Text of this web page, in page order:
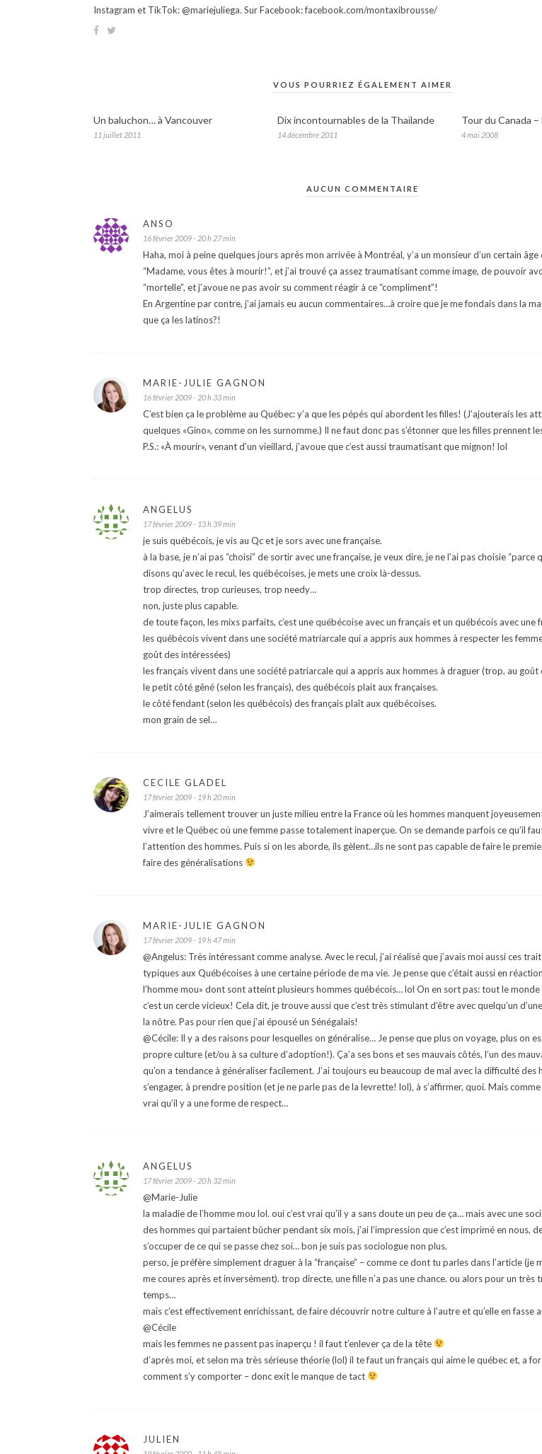
Instagram et TikTok: @mariejuliega. Sur Facebook: facebook.com/montaxibrousse/
VOUS POURRIEZ ÉGALEMENT AIMER
Un baluchon… à Vancouver
11 juillet 2011
Dix incontournables de la Thaïlande
14 décembre 2011
Tour du Canada –
4 mai 2008
AUCUN COMMENTAIRE
ANSO
16 février 2009 - 20 h 27 min
Haha, moi à peine quelques jours après mon arrivée à Montréal, y’a un monsieur d’un certain âge
“Madame, vous êtes à mourir!”, et j’ai trouvé ça assez traumatisant comme image, de pouvoir
“mortelle”, et j’avoue ne pas avoir su comment réagir à ce “compliment”!
En Argentine par contre, j’ai jamais eu aucun commentaires…à croire que je me fondais dans la
que ça les latinos?!
MARIE-JULIE GAGNON
16 février 2009 - 20 h 33 min
C’est bien ça le problème au Québec: y’a que les pépés qui abordent les filles! (J’ajouterais les
quelques «Gino», comme on les surnomme.) Il ne faut donc pas s’étonner que les filles prennent
P.S.: «À mourir», venant d’un vieillard, j’avoue que c’est aussi traumatisant que mignon! lol
ANGELUS
17 février 2009 - 13 h 39 min
je suis québécois, je vis au Qc et je sors avec une française.
à la base, je n’ai pas “choisi” de sortir avec une française, je veux dire, je ne l’ai pas choisie “parce
disons qu’avec le recul, les québécoises, je mets une croix là-dessus.
trop directes, trop curieuses, trop needy…
non, juste plus capable.
de toute façon, les mixs parfaits, c’est une québécoise avec un français et un québécois avec une
les québécois vivent dans une société matriarcale qui a appris aux hommes à respecter les
goût des intéressées)
les français vivent dans une société patriarcale qui a appris aux hommes à draguer (trop, au goût
le petit côté gêné (selon les français), des québécois plait aux françaises.
le côté fendant (selon les québécois) des français plaît aux québécoises.
mon grain de sel…
CECILE GLADEL
17 février 2009 - 19 h 20 min
J’aimerais tellement trouver un juste milieu entre la France où les hommes manquent
vivre et le Québec où une femme passe totalement inaperçue. On se demande parfois ce qu’il
l’attention des hommes. Puis si on les aborde, ils gèlent…ils ne sont pas capable de faire le
faire des généralisations
MARIE-JULIE GAGNON
17 février 2009 - 19 h 47 min
@Angelus: Très intéressant comme analyse. Avec le recul, j’ai réalisé que j’avais moi aussi ces
typiques aux Québécoises à une certaine période de ma vie. Je pense que c’était aussi en
l’homme mou» dont sont atteint plusieurs hommes québécois… lol On en sort pas: tout le monde
c’est un cercle vicieux! Cela dit, je trouve aussi que c’est très stimulant d’être avec quelqu’un
la nôtre. Pas pour rien que j’ai épousé un Sénégalais!
@Cécile: Il y a des raisons pour lesquelles on généralise… Je pense que plus on voyage, plus on
propre culture (et/ou à sa culture d’adoption!). Ça’a ses bons et ses mauvais côtés, l’un des
qu’on a tendance à généraliser facilement. J’ai toujours eu beaucoup de mal avec la difficulté des
s’engager, à prendre position (et je ne parle pas de la levrette! lol), à s’affirmer, quoi. Mais comme
vrai qu’il y a une forme de respect…
ANGELUS
17 février 2009 - 20 h 32 min
@Marie-Julie
la maladie de l’homme mou lol. oui c’est vrai qu’il y a sans doute un peu de ça… mais avec une
des hommes qui partaient bûcher pendant six mois, j’ai l’impression que c’est imprimé en nous,
s’occuper de ce qui se passe chez soi… bon je suis pas sociologue non plus.
perso, je préfère simplement draguer à la “française” – comme ce dont tu parles dans l’article (je
me coures après et inversément). trop directe, une fille n’a pas une chance. ou alors pour un très
temps…
mais c’est effectivement enrichissant, de faire découvrir notre culture à l’autre et qu’elle en fasse
@Cécile
mais les femmes ne passent pas inaperçu ! il faut t’enlever ça de la tête
d’après moi, et selon ma très sérieuse théorie (lol) il te faut un français qui aime le québec et, a
comment s’y comporter – donc exit le manque de tact
JULIEN